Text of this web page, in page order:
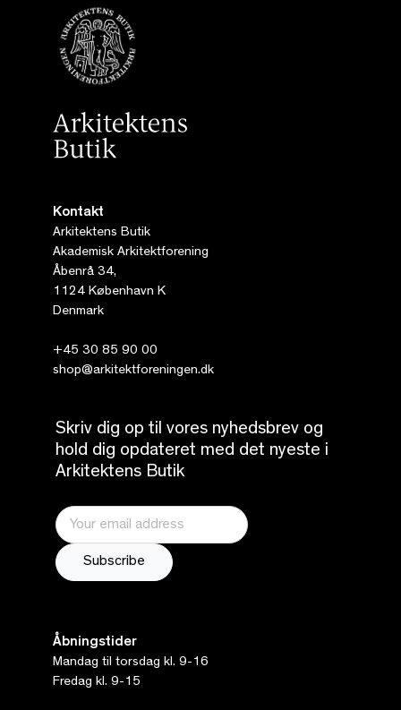
Kontakt
Arkitektens Butik
Akademisk Arkitektforening
Åbenrå 34,
1124 København K
Denmark
+45 30 85 90 00
shop@arkitektforeningen.dk
Skriv dig op til vores nyhedsbrev og
hold dig opdateret med det nyeste i
Arkitektens Butik
Åbningstider
Mandag til torsdag kl. 9-16
Fredag kl. 9-15